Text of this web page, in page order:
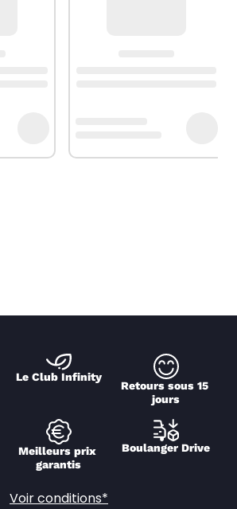
Le Club Infinity
Retours sous 15
jours
Meilleurs prix
garantis
Boulanger Drive
Voir conditions*